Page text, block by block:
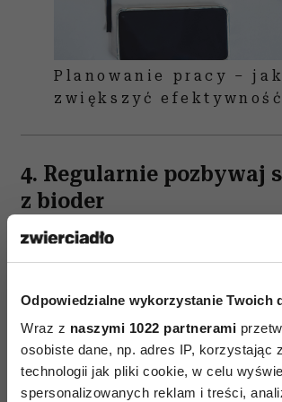
Odpowiedzialne wykorzystanie Twoich
Wraz z naszymi 1022 partnerami
osobiste dane, np. adres IP, korzystając
technologii jak pliki cookie, w celu
spersonalizowanych reklam i treści,
Planowanie pracy – jak
zwiększyć
4. Regularnie pozbywaj
z bioder
Wiedziałaś o tym, że wiele naszych
i napięć nie siedzi w głowie?
daje ogromną ulgę i wyzwala
energii twórczej.